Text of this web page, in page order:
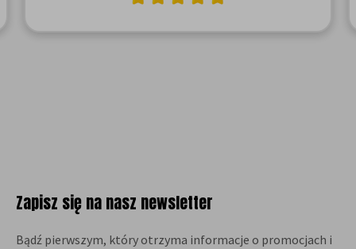
Zapisz się na nasz newsletter
Bądź pierwszym, który otrzyma informacje o promocjach i